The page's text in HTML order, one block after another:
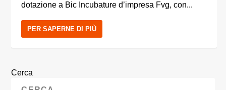
dotazione a Bic Incubature d’impresa Fvg, con...
PER SAPERNE DI PIÙ
Cerca